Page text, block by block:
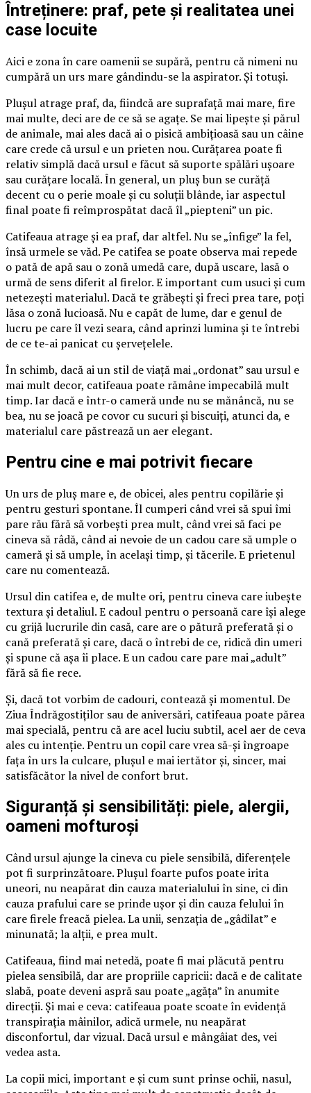
Întreținere: praf, pete și realitatea unei
case locuite
Aici e zona în care oamenii se supără, pentru că nimeni nu
cumpără un urs mare gândindu-se la aspirator. Și totuși.
Plușul atrage praf, da, fiindcă are suprafață mai mare, fire
mai multe, deci are de ce să se agațe. Se mai lipește și părul
de animale, mai ales dacă ai o pisică ambițioasă sau un câine
care crede că ursul e un prieten nou. Curățarea poate fi
relativ simplă dacă ursul e făcut să suporte spălări ușoare
sau curățare locală. În general, un pluș bun se curăță
decent cu o perie moale și cu soluții blânde, iar aspectul
final poate fi reîmprospătat dacă îl „piepteni” un pic.
Catifeaua atrage și ea praf, dar altfel. Nu se „înfige” la fel,
însă urmele se văd. Pe catifea se poate observa mai repede
o pată de apă sau o zonă umedă care, după uscare, lasă o
urmă de sens diferit al firelor. E important cum usuci și cum
netezești materialul. Dacă te grăbești și freci prea tare, poți
lăsa o zonă lucioasă. Nu e capăt de lume, dar e genul de
lucru pe care îl vezi seara, când aprinzi lumina și te întrebi
de ce te-ai panicat cu șervețelele.
În schimb, dacă ai un stil de viață mai „ordonat” sau ursul e
mai mult decor, catifeaua poate rămâne impecabilă mult
timp. Iar dacă e într-o cameră unde nu se mănâncă, nu se
bea, nu se joacă pe covor cu sucuri și biscuiți, atunci da, e
materialul care păstrează un aer elegant.
Pentru cine e mai potrivit fiecare
Un urs de pluș mare e, de obicei, ales pentru copilărie și
pentru gesturi spontane. Îl cumperi când vrei să spui îmi
pare rău fără să vorbești prea mult, când vrei să faci pe
cineva să râdă, când ai nevoie de un cadou care să umple o
cameră și să umple, în același timp, și tăcerile. E prietenul
care nu comentează.
Ursul din catifea e, de multe ori, pentru cineva care iubește
textura și detaliul. E cadoul pentru o persoană care își alege
cu grijă lucrurile din casă, care are o pătură preferată și o
cană preferată și care, dacă o întrebi de ce, ridică din umeri
și spune că așa îi place. E un cadou care pare mai „adult”
fără să fie rece.
Și, dacă tot vorbim de cadouri, contează și momentul. De
Ziua Îndrăgostiților sau de aniversări, catifeaua poate părea
mai specială, pentru că are acel luciu subtil, acel aer de ceva
ales cu intenție. Pentru un copil care vrea să-și îngroape
fața în urs la culcare, plușul e mai iertător și, sincer, mai
satisfăcător la nivel de confort brut.
Siguranță și sensibilități: piele, alergii,
oameni mofturoși
Când ursul ajunge la cineva cu piele sensibilă, diferențele
pot fi surprinzătoare. Plușul foarte pufos poate irita
uneori, nu neapărat din cauza materialului în sine, ci din
cauza prafului care se prinde ușor și din cauza felului în
care firele freacă pielea. La unii, senzația de „gâdilat” e
minunată; la alții, e prea mult.
Catifeaua, fiind mai netedă, poate fi mai plăcută pentru
pielea sensibilă, dar are propriile capricii: dacă e de calitate
slabă, poate deveni aspră sau poate „agăța” în anumite
direcții. Și mai e ceva: catifeaua poate scoate în evidență
transpirația mâinilor, adică urmele, nu neapărat
disconfortul, dar vizual. Dacă ursul e mângâiat des, vei
vedea asta.
La copii mici, important e și cum sunt prinse ochii, nasul,